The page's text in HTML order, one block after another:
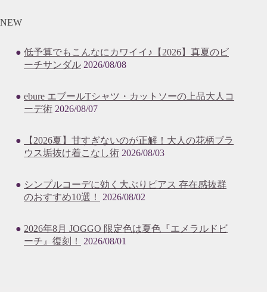
NEW
低予算でもこんなにカワイイ♪【2026】真夏のビ
ーチサンダル 2026/08/08
ebure エブールTシャツ・カットソーの上品大人コ
ーデ術 2026/08/07
【2026夏】甘すぎないのが正解！大人の花柄ブラ
ウス垢抜け着こなし術 2026/08/03
シンプルコーデに効く大ぶりピアス 存在感抜群
のおすすめ10選！
2026/08/02
2026年8月 JOGGO 限定色は夏色『エメラルドビ
ーチ』復刻！
2026/08/01